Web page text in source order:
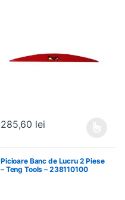
285,60 lei
Picioare Banc de Lucru 2 Piese
– Teng Tools – 238110100